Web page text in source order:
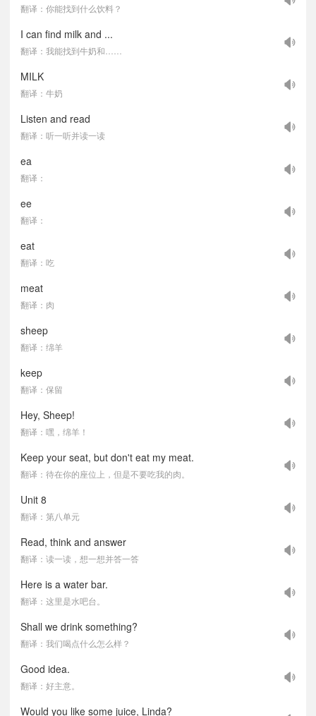
翻译：你能找到什么饮料？
I can find milk and ...
翻译：我能找到牛奶和……
MILK
翻译：牛奶
Listen and read
翻译：听一听并读一读
ea
翻译：
ee
翻译：
eat
翻译：吃
meat
翻译：肉
sheep
翻译：绵羊
keep
翻译：保留
Hey, Sheep!
翻译：嘿，绵羊！
Keep your seat, but don't eat my meat.
翻译：待在你的座位上，但是不要吃我的肉。
Unit 8
翻译：第八单元
Read, think and answer
翻译：读一读，想一想并答一答
Here is a water bar.
翻译：这里是水吧台。
Shall we drink something?
翻译：我们喝点什么怎么样？
Good idea.
翻译：好主意。
Would you like some juice, Linda?